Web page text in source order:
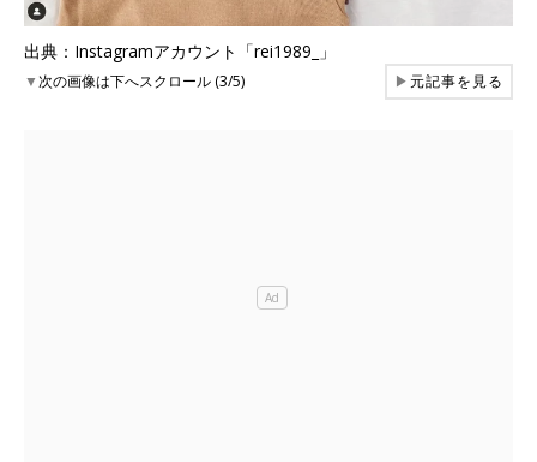
出典：Instagramアカウント「rei1989_」
▼次の画像は下へスクロール (3/5) ▶元記事を見る